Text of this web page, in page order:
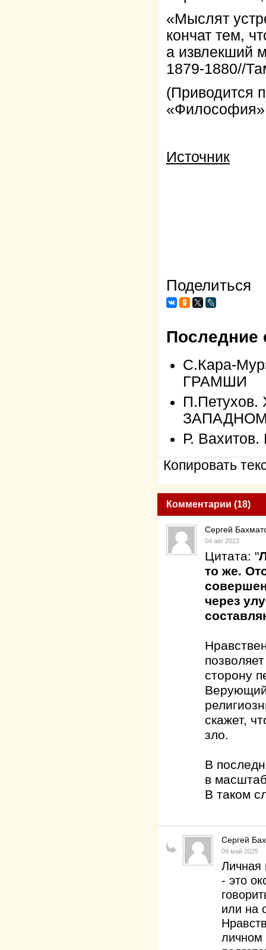
«Мыслят
кончат тем,
а извлекший
1879-1880//
(Приводится
Источник
Поделиться
Последние
С.Кара-
ГРАМШИ
Р.
Копировать
Комментарии (18)
Сергей
04 авг 2023
Цитата: "
то же.
через
сторону
Верующий
скажет,
зло.
В
в
В таком
Сергей
09 май 2025
Личная
- это
или на
личном